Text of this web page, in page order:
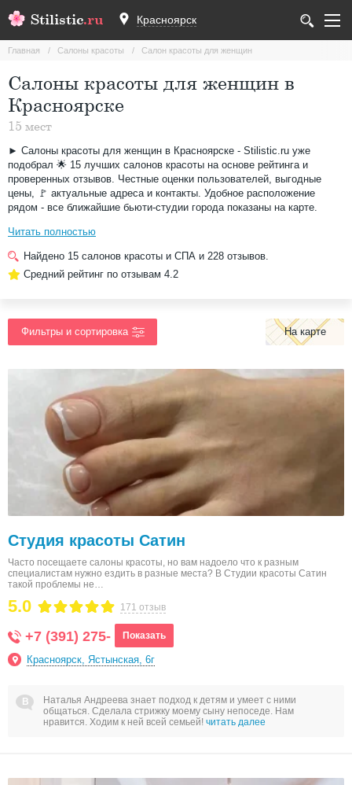
Stilistic.ru Красноярск
Главная Салоны красоты Салон красоты для женщин
Салоны красоты для женщин в
Красноярске
15 мест
► Салоны красоты для женщин в Красноярске - Stilistic.ru уже
подобрал 🌟 15 лучших салонов красоты на основе рейтинга и
проверенных отзывов. Честные оценки пользователей, выгодные
цены, 🚩 актуальные адреса и контакты. Удобное расположение
рядом - все ближайшие бьюти-студии города показаны на карте.
Читать полностью
Найдено 15 салонов красоты и СПА и 228 отзывов.
Средний рейтинг по отзывам 4.2
На карте
Студия красоты Сатин
Часто посещаете салоны красоты, но вам надоело что к разным
специалистам нужно ездить в разные места? В Студии красоты Сатин
такой проблемы не…
171 отзыв
5.0
+7 (391) 275- Показать
Красноярск, Ястынская, 6г
Наталья Андреева знает подход к детям и умеет с ними
общаться. Сделала стрижку моему сыну непоседе. Нам
нравится. Ходим к ней всей семьей! читать далее